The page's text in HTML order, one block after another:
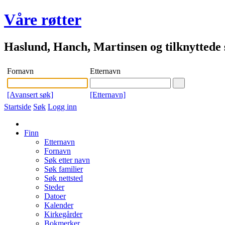
Våre røtter
Haslund, Hanch, Martinsen og tilknyttede
Fornavn Etternavn
[Avansert søk]
[Etternavn]
Startside Søk Logg inn
Finn
Etternavn
Fornavn
Søk etter navn
Søk familier
Søk nettsted
Steder
Datoer
Kalender
Kirkegårder
Bokmerker